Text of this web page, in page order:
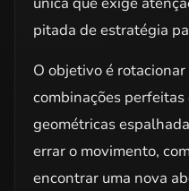
pitada de estratégia
O objetivo é
combinações perfeitas
geométricas
errar o movimento,
encontrar uma nova